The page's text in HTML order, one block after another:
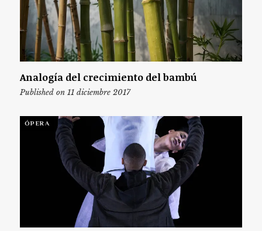
Analogía del crecimiento del bambú
Published on 11 diciembre 2017
ÓPERA